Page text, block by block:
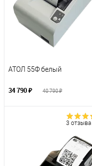
АТОЛ 55Ф белый
34 790 ₽ 40 790 ₽
3 отзыва